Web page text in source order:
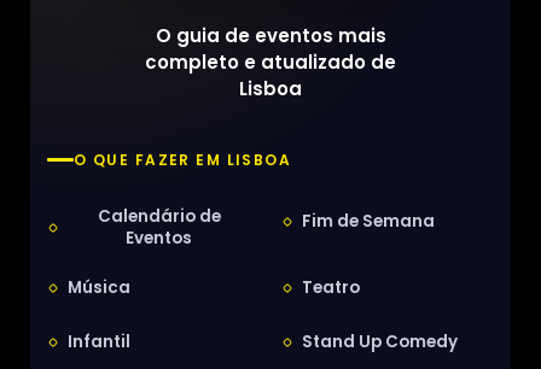
O guia de eventos mais
completo e atualizado de
Lisboa
O QUE FAZER EM LISBOA
Calendário de
Eventos
Fim de Semana
Música Teatro
Infantil Stand Up Comedy